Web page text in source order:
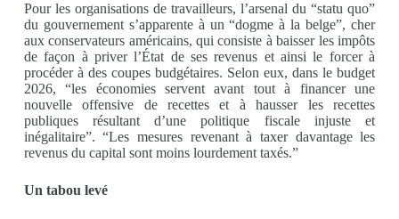
Pour les organisations de travailleurs, l’arsenal du “statu quo”
du gouvernement s’apparente à un “dogme à la belge”, cher
aux conservateurs américains, qui consiste à baisser les impôts
de façon à priver l’État de ses revenus et ainsi le forcer à
procéder à des coupes budgétaires. Selon eux, dans le budget
2026, “les économies servent avant tout à financer une
nouvelle offensive de recettes et à hausser les recettes
publiques résultant d’une politique fiscale injuste et
inégalitaire”. “Les mesures revenant à taxer davantage les
revenus du capital sont moins lourdement taxés.”
Un tabou levé